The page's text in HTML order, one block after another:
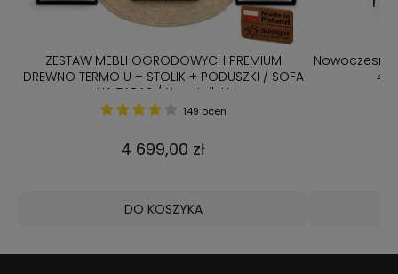
ZESTAW MEBLI OGRODOWYCH PREMIUM
DREWNO TERMO U + STOLIK + PODUSZKI / SOFA
NA TARAS / Narożnik U
149 ocen
4 699,00 zł
DO KOSZYKA
Nowoczesny
4